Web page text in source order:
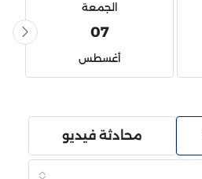
الجمعة
07
أغسطس
محادثة فيديو